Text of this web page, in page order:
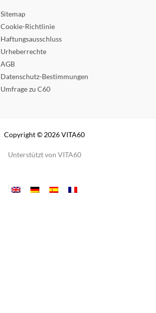
Sitemap
Cookie-Richtlinie
Haftungsausschluss
Urheberrechte
AGB
Datenschutz-Bestimmungen
Umfrage zu C60
Copyright © 2026 VITA60
Unterstützt von VITA60